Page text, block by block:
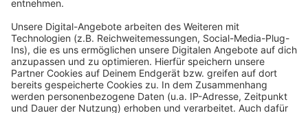
Anzeige